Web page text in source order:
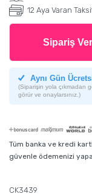
12 Aya Varan
Sipariş Ver
Aynı Gün
(Siparişin yola çıkmadan
görür ve onaylarsınız.)
Tüm banka ve kredi
güvenle ödemenizi
CK3439